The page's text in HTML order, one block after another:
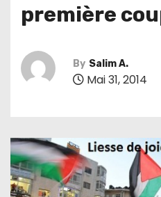
première
By Salim A.
Mai 31, 2014